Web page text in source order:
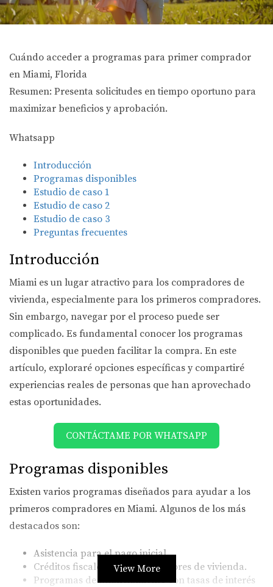
Cuándo acceder a programas para primer comprador
en Miami, Florida
Resumen: Presenta solicitudes en tiempo oportuno para
maximizar beneficios y aprobación.
Whatsapp
Introducción
Programas disponibles
Estudio de caso 1
Estudio de caso 2
Estudio de caso 3
Preguntas frecuentes
Introducción
Miami es un lugar atractivo para los compradores de
vivienda, especialmente para los primeros compradores.
Sin embargo, navegar por el proceso puede ser
complicado. Es fundamental conocer los programas
disponibles que pueden facilitar la compra. En este
artículo, exploraré opciones específicas y compartiré
experiencias reales de personas que han aprovechado
estas oportunidades.
CONTÁCTAME POR WHATSAPP
Programas disponibles
Existen varios programas diseñados para ayudar a los
primeros compradores en Miami. Algunos de los más
destacados son:
Asistencia para el pago inicial.
Créditos fiscales para compradores de vivienda.
Programas de financiamiento con tasas de interés
View More